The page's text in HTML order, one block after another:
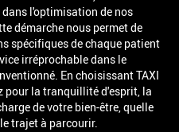
l'optimisation de nos
démarche nous permet de
spécifiques de chaque patient
irréprochable dans le
En choisissant TAXI
pour la tranquillité d'esprit, la
de votre bien-être, quelle
trajet à parcourir.